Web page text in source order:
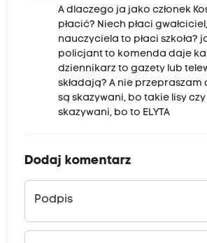
A dlaczego ja jako członek
płacić? Niech płaci
nauczyciela to płaci szkoła?
policjant to komenda daje
dziennikarz to gazety lub
składają? A nie przepraszam
są skazywani, bo takie lisy
skazywani, bo to ELYTA
Dodaj komentarz
Podpis